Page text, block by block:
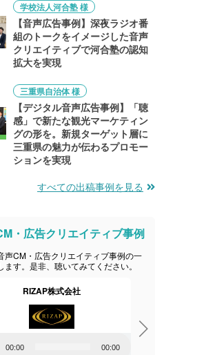
学校法人河合塾 様
【音声広告事例】深夜ラジオ番
組のトークをイメージした音声
クリエイティブで河合塾の認知
拡大を実現
三重県自治体 様
【デジタル音声広告事例】「聴
感」で新たな観光マーケティン
グの形を。新規ターゲット層に
三重県の魅力が伝わるプロモー
ションを実現
すべての出稿事例を見る
・広告クリエイティブ事例
声CM・広告クリエイティブ事例の一
ます。是非、聴いてみてください。
RIZAP株式会社
00:00 00:00